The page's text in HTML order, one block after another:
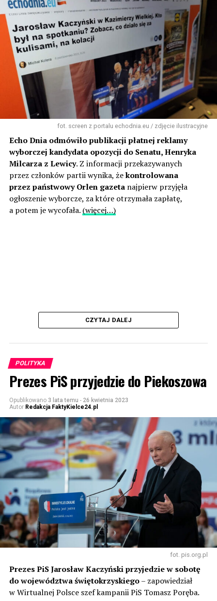
fot. screen z portalu echodnia.eu / zdjęcie ilustracyjne
Echo Dnia odmówiło publikacji płatnej reklamy
wyborczej kandydata opozycji do Senatu, Henryka
Milcarza z Lewicy. Z informacji przekazywanych
przez członków partii wynika, żekontrolowana
przez państwowy Orlen gazetanajpierw przyjęła
ogłoszenie wyborcze, za które otrzymała zapłatę,
a potem je wycofała. (więcej…)
CZYTAJ DALEJ
POLITYKA
Prezes PiS przyjedzie do Piekoszowa
Opublikowano 3 lata temu - 26 kwietnia 2023
Autor Redakcja FaktyKielce24.pl
fot. pis.org.pl
Prezes PiS Jarosław Kaczyński przyjedzie w sobotę
do województwa świętokrzyskiego– zapowiedział
w Wirtualnej Polsce szef kampanii PiS Tomasz Poręba.